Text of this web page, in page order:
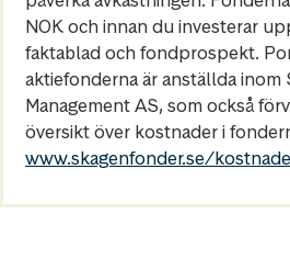
NOK och innan du investerar
faktablad och fondprospekt.
aktiefonderna är anställda inom
Management AS, som också
översikt över kostnader i
www.skagenfonder.se/